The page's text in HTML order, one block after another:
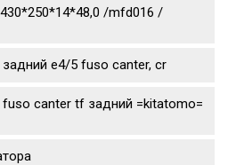
/mfd016 /
е4/5 fuso canter, cr
canter tf задний =kitatomo=